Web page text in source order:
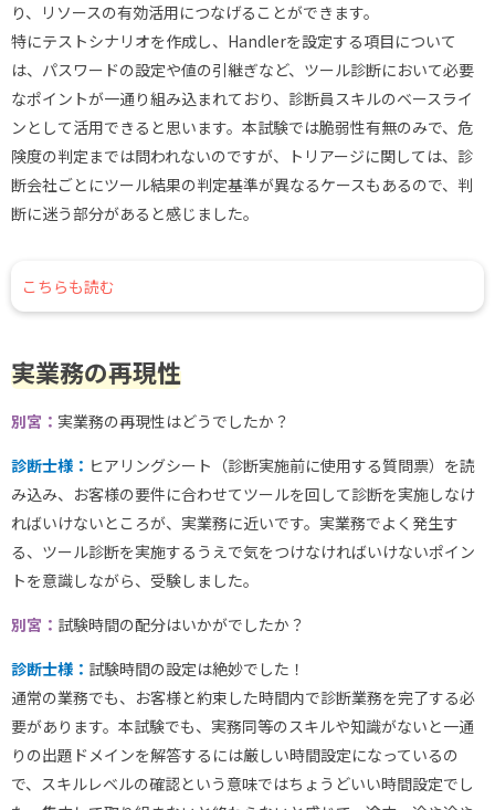
り、リソースの有効活用につなげることができます。
特にテストシナリオを作成し、Handlerを設定する項目について
は、パスワードの設定や値の引継ぎなど、ツール診断において必要
なポイントが一通り組み込まれており、診断員スキルのベースライ
ンとして活用できると思います。本試験では脆弱性有無のみで、危
険度の判定までは問われないのですが、トリアージに関しては、診
断会社ごとにツール結果の判定基準が異なるケースもあるので、判
断に迷う部分があると感じました。
こちらも読む
実業務の再現性
別宮： 実業務の再現性はどうでしたか？
診断士様： ヒアリングシート（診断実施前に使用する質問票）を読
み込み、お客様の要件に合わせてツールを回して診断を実施しなけ
ればいけないところが、実業務に近いです。実業務でよく発生す
る、ツール診断を実施するうえで気をつけなければいけないポイン
トを意識しながら、受験しました。
別宮： 試験時間の配分はいかがでしたか？
診断士様： 試験時間の設定は絶妙でした！
通常の業務でも、お客様と約束した時間内で診断業務を完了する必
要があります。本試験でも、実務同等のスキルや知識がないと一通
りの出題ドメインを解答するには厳しい時間設定になっているの
で、スキルレベルの確認という意味ではちょうどいい時間設定でし